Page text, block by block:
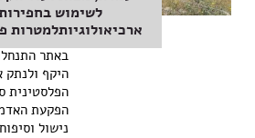
לשימוש
ארכיאולוגיותלמטרות
מדובר
החלטת
באתר
היקף
הפלסטינית
הפקעת
נישול